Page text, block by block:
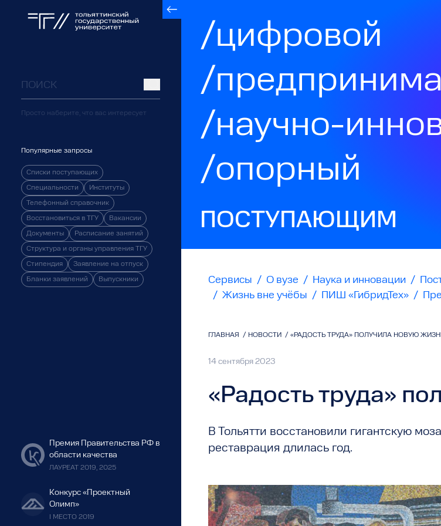
Просто наберите, что вас интересует
Популярные запросы
Списки поступающих
Специальности Институты
Телефонный справочник
Восстановиться в ТГУ Вакансии
Документы Расписание занятий
Структура и органы управления ТГУ
Стипендия Заявление на отпуск
Бланки заявлений Выпускники
Премия Правительства РФ в
области качества
ЛАУРЕАТ 2019, 2025
Конкурс «Проектный
Олимп»
I МЕСТО 2019
/цифровой
/
/научно-
/опорный
ПОСТУПАЮЩИМ
Сервисы / О вузе / Наука и инновации /
/ Жизнь вне учёбы / ПИШ «ГибридТех» /
ГЛАВНАЯ / НОВОСТИ / «РАДОСТЬ ТРУДА» ПОЛУЧИЛА НОВУЮ
14 сентября 2023
«Радость труда»
В Тольятти восстановили гигантскую
реставрация длилась год.